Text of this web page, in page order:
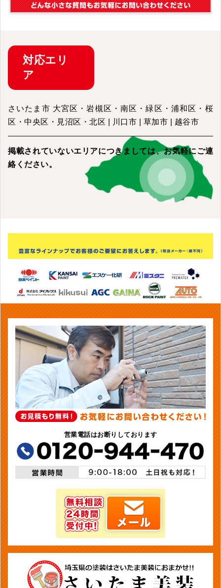
対応エリ
ア
さいたま市 大宮区・岩槻区・南区・緑区・浦和区・桜
区・中央区・見沼区・北区 | 川口市 | 草加市 | 越谷市
掲載されていないエリアにつきましては、お気軽にご連
絡ください。
営業電話はお断りしております